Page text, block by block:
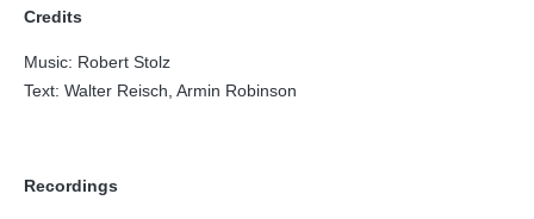
Credits
Music: Robert Stolz
Text: Walter Reisch, Armin Robinson
Recordings